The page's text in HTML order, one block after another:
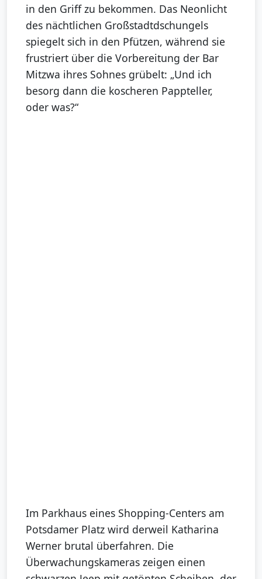
in den Griff zu bekommen. Das Neonlicht
des nächtlichen Großstadtdschungels
spiegelt sich in den Pfützen, während sie
frustriert über die Vorbereitung der Bar
Mitzwa ihres Sohnes grübelt: „Und ich
besorg dann die koscheren Pappteller,
oder was?“
Im Parkhaus eines Shopping-Centers am
Potsdamer Platz wird derweil Katharina
Werner brutal überfahren. Die
Überwachungskameras zeigen einen